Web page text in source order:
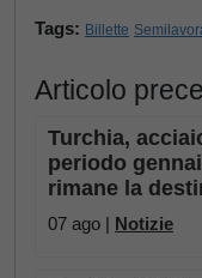
Tags: Billette
Articolo
Turchia,
periodo
rimane la
07 ago | Notizie